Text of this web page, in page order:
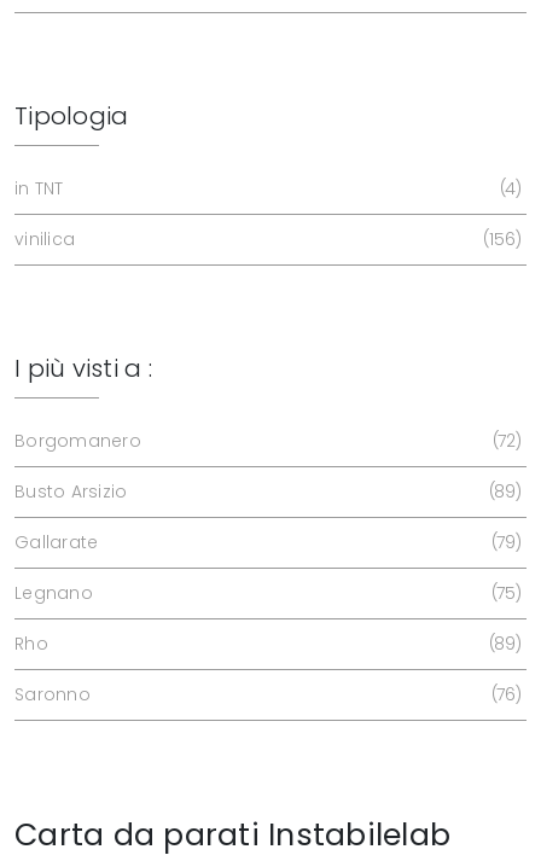
Tipologia
in TNT 4
vinilica 156
I più visti a :
Borgomanero 72
Busto Arsizio 89
Gallarate 79
Legnano 75
Rho 89
Saronno 76
Carta da parati Instabilelab